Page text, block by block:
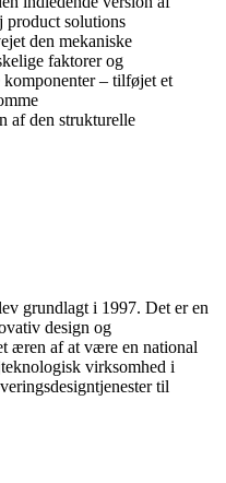
product solutions
den mekaniske
faktorer og
– tilføjet et
af ​​den strukturelle
grundlagt i 1997. Det er en
design og
æren af ​​at være en national
virksomhed i
til